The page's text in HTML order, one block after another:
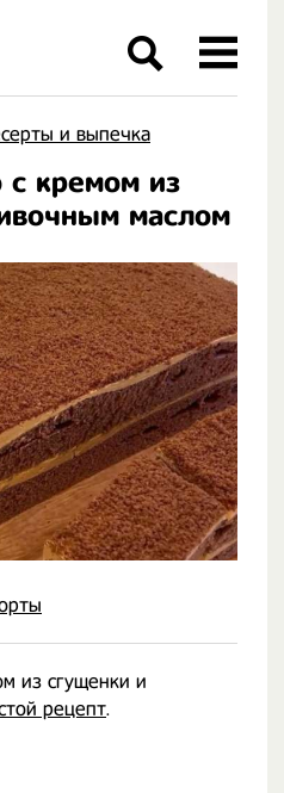
и выпечка
с кремом из
маслом
из сгущенки и
рецепт.